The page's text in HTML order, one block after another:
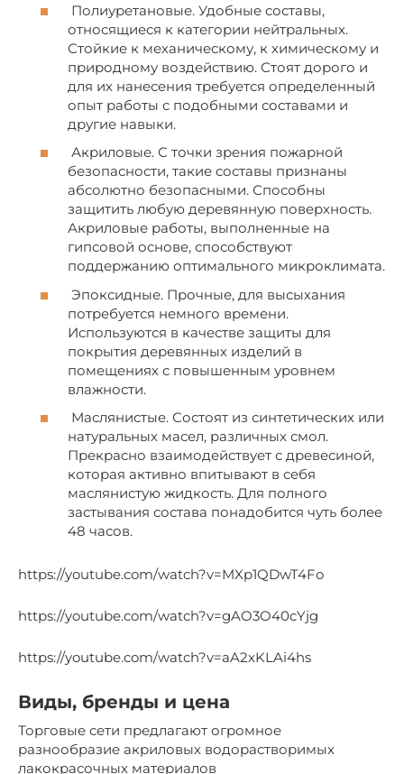
Полиуретановые. Удобные составы,
относящиеся к категории нейтральных.
Стойкие к механическому, к химическому и
природному воздействию. Стоят дорого и
для их нанесения требуется определенный
опыт работы с подобными составами и
другие навыки.
Акриловые. С точки зрения пожарной
безопасности, такие составы признаны
абсолютно безопасными. Способны
защитить любую деревянную поверхность.
Акриловые работы, выполненные на
гипсовой основе, способствуют
поддержанию оптимального микроклимата.
Эпоксидные. Прочные, для высыхания
потребуется немного времени.
Используются в качестве защиты для
покрытия деревянных изделий в
помещениях с повышенным уровнем
влажности.
Маслянистые. Состоят из синтетических или
натуральных масел, различных смол.
Прекрасно взаимодействует с древесиной,
которая активно впитывают в себя
маслянистую жидкость. Для полного
застывания состава понадобится чуть более
48 часов.
https://youtube.com/watch?v=MXp1QDwT4Fo
https://youtube.com/watch?v=gAO3O40cYjg
https://youtube.com/watch?v=aA2xKLAi4hs
Виды, бренды и цена
Торговые сети предлагают огромное
разнообразие акриловых водорастворимых
лакокрасочных материалов